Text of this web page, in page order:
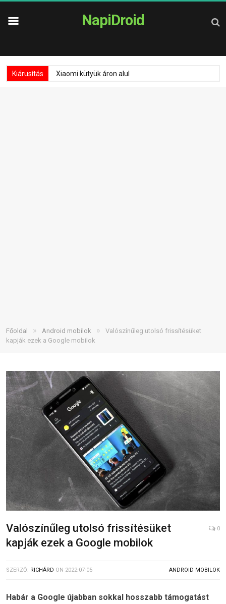
NapiDroid
Kiárusítás Xiaomi kütyük áron alul
Főoldal » Android mobilok »
Valószínűleg utolsó frissítésüket
kapják ezek a Google mobilok
Valószínűleg utolsó frissítésüket
kapják ezek a Google mobilok
0
SZERZŐ: RICHÁRD ON 2022-07-05 ANDROID MOBILOK
Habár a Google újabban sokkal hosszabb támogatást